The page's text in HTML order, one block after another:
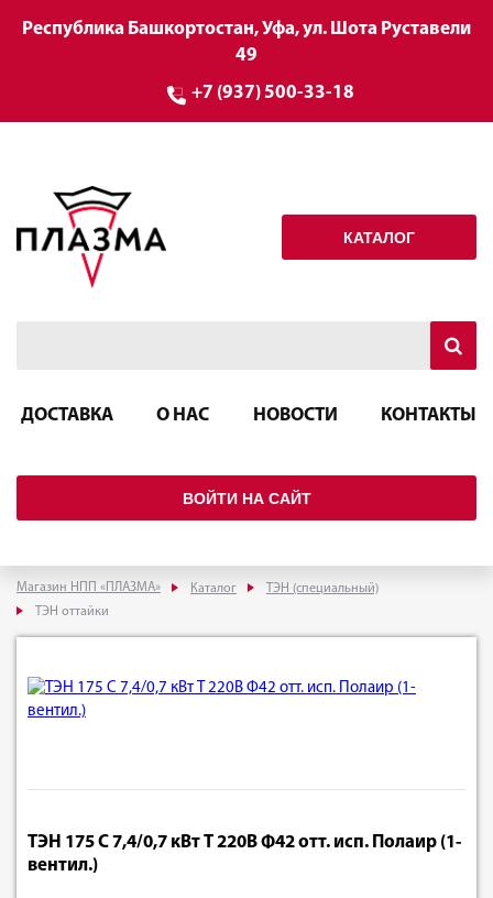
Республика Башкортостан, Уфа, ул. Шота Руставели
49
+7 (937) 500-33-18
КАТАЛОГ
ДОСТАВКА О НАС НОВОСТИ КОНТАКТЫ
ВОЙТИ НА САЙТ
Магазин НПП «ПЛАЗМА» Каталог
ТЭН (специальный)
ТЭН оттайки
ТЭН 175 С 7,4/0,7 кВт Т 220В Ф42 отт. исп. Полаир (1-
вентил.)